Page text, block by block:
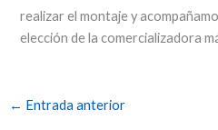
realizar el montaje y
elección de la comercializadora
← Entrada anterior